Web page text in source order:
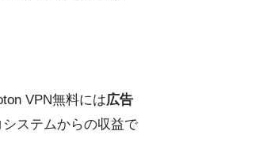
VPN無料には広告
ステムからの収益で